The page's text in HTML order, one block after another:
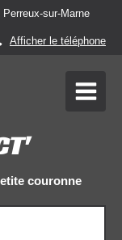
sur-Marne
Afficher le téléphone
couronne